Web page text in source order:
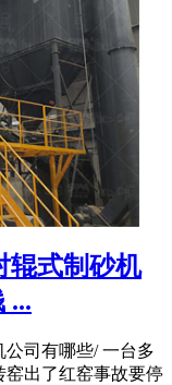
辊式制砂机
...
公司有哪些/ 一台多
窑出了红窑事故要停